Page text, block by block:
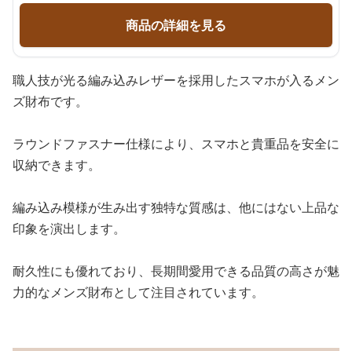
商品の詳細を見る
職人技が光る編み込みレザーを採用したスマホが入るメン
ズ財布です。
ラウンドファスナー仕様により、スマホと貴重品を安全に
収納できます。
編み込み模様が生み出す独特な質感は、他にはない上品な
印象を演出します。
耐久性にも優れており、長期間愛用できる品質の高さが魅
力的なメンズ財布として注目されています。